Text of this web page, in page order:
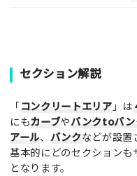
セクション解説
「コンクリートエリア 」は
にもカーブやバンクtoバン
アール、 バンクなどが設置
基本的にどのセクションも
となります。